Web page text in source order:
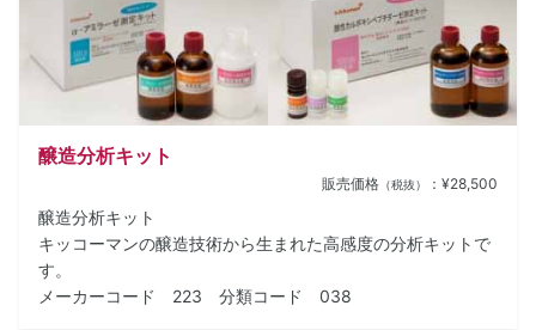
醸造分析キット
販売価格 （税抜） ：¥28,500
醸造分析キット
キッコーマンの醸造技術から生まれた高感度の分析キットで
す。
メーカーコード 223 分類コード 038